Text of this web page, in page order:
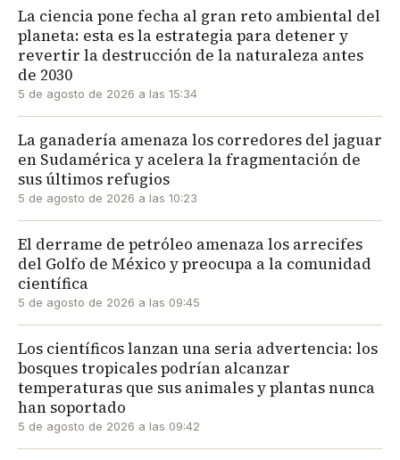
La ciencia pone fecha al gran reto ambiental del
planeta: esta es la estrategia para detener y
revertir la destrucción de la naturaleza antes
de 2030
5 de agosto de 2026 a las 15:34
La ganadería amenaza los corredores del jaguar
en Sudamérica y acelera la fragmentación de
sus últimos refugios
5 de agosto de 2026 a las 10:23
El derrame de petróleo amenaza los arrecifes
del Golfo de México y preocupa a la comunidad
científica
5 de agosto de 2026 a las 09:45
Los científicos lanzan una seria advertencia: los
bosques tropicales podrían alcanzar
temperaturas que sus animales y plantas nunca
han soportado
5 de agosto de 2026 a las 09:42